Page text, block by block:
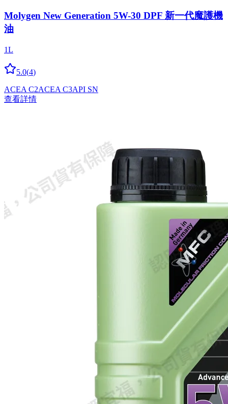
Molygen New Gener­a­tion 5W-30 DPF 新一代魔護機
油
1L
5.0(4)
ACEA C2ACEA C3API SN
查看詳情